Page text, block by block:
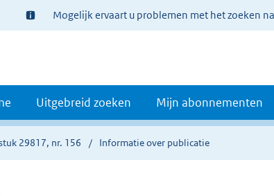
Ter
informatie:
Mogelijk ervaart u problemen met het zoeken
Uitgebreid zoeken Mijn abonnementen
29817, nr. 156 Informatie over publicatie